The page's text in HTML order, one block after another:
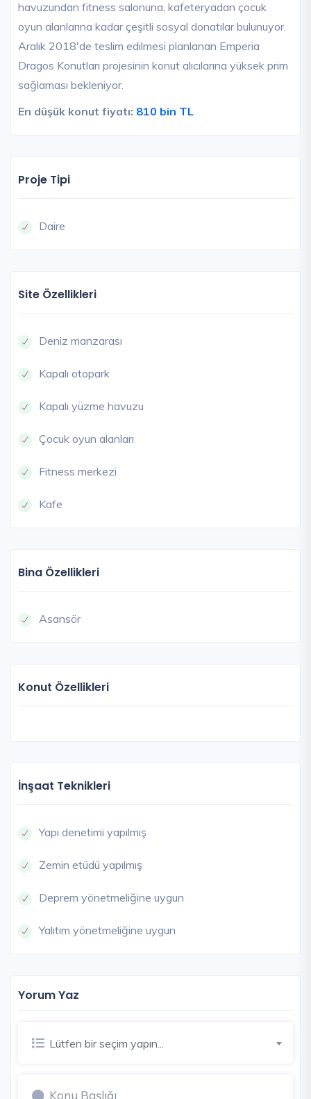
havuzundan fitness salonuna, kafeteryadan çocuk
oyun alanlarına kadar çeşitli sosyal donatılar bulunuyor.
Aralık 2018'de teslim edilmesi planlanan Emperia
Dragos Konutları projesinin konut alıcılarına yüksek prim
sağlaması bekleniyor.
En düşük konut fiyatı: 810 bin TL
Proje Tipi
Daire
Site Özellikleri
Deniz manzarası
Kapalı otopark
Kapalı yüzme havuzu
Çocuk oyun alanları
Fitness merkezi
Kafe
Bina Özellikleri
Asansör
Konut Özellikleri
İnşaat Teknikleri
Yapı denetimi yapılmış
Zemin etüdü yapılmış
Deprem yönetmeliğine uygun
Yalıtım yönetmeliğine uygun
Yorum Yaz
Lütfen bir seçim yapın...